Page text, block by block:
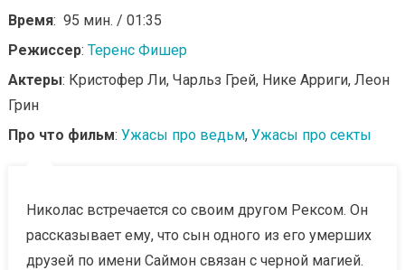
Время: 95 мин. / 01:35
Режиссер: Теренс Фишер
Актеры: Кристофер Ли, Чарльз Грей, Нике Арриги, Леон
Грин
Про что фильм: Ужасы про ведьм, Ужасы про секты
Николас встречается со своим другом Рексом. Он
рассказывает ему, что сын одного из его умерших
друзей по имени Саймон связан с черной магией.